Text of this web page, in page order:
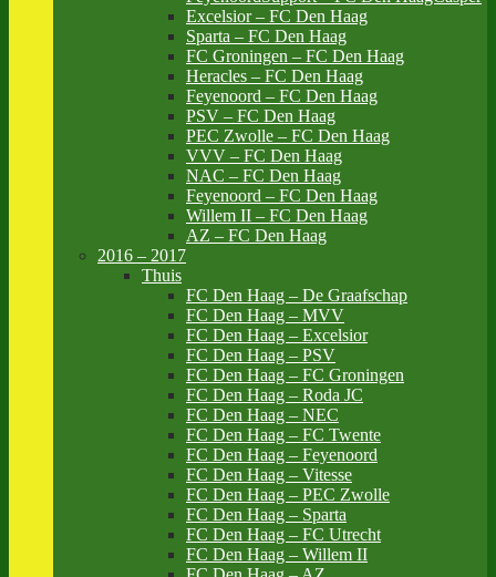
Excelsior – FC Den Haag
Sparta – FC Den Haag
FC Groningen – FC Den Haag
Heracles – FC Den Haag
Feyenoord – FC Den Haag
PSV – FC Den Haag
PEC Zwolle – FC Den Haag
VVV – FC Den Haag
NAC – FC Den Haag
Feyenoord – FC Den Haag
Willem II – FC Den Haag
AZ – FC Den Haag
2016 – 2017
Thuis
FC Den Haag – De Graafschap
FC Den Haag – MVV
FC Den Haag – Excelsior
FC Den Haag – PSV
FC Den Haag – FC Groningen
FC Den Haag – Roda JC
FC Den Haag – NEC
FC Den Haag – FC Twente
FC Den Haag – Feyenoord
FC Den Haag – Vitesse
FC Den Haag – PEC Zwolle
FC Den Haag – Sparta
FC Den Haag – FC Utrecht
FC Den Haag – Willem II